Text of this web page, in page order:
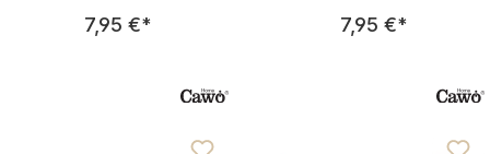
Regulärer Preis:
7,95 €* Regulärer
7,95 €*